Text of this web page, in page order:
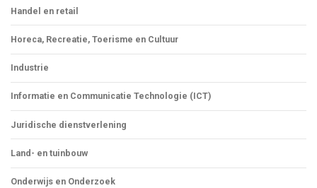
Handel en retail
Horeca, Recreatie, Toerisme en Cultuur
Industrie
Informatie en Communicatie Technologie (ICT)
Juridische dienstverlening
Land- en tuinbouw
Onderwijs en Onderzoek